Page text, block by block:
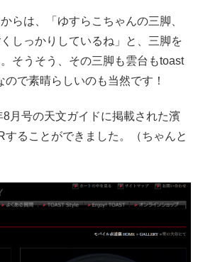
らは、「ゆすらこちゃんの三脚、
しっかりしているね」と、三脚を
そうそう、その三脚も雲台もtoast
で素晴らしいのも当然です！
月号の天文ガイドに掲載された濱
ることができました。（ちゃんと